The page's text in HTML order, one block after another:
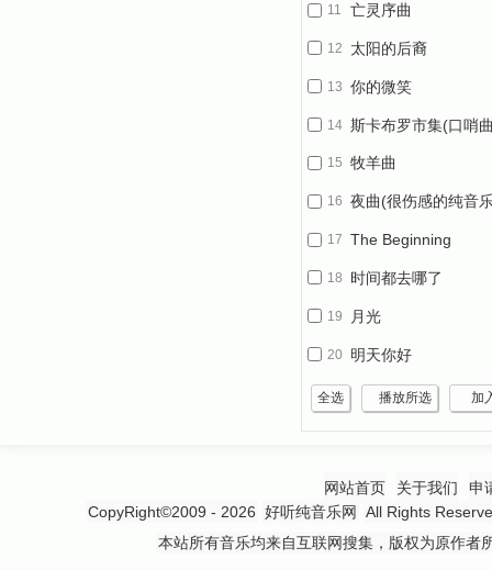
11 亡灵序曲
12
太阳的后裔
OST《Always》
13 你的微笑
14 斯卡布罗市集(口哨
15 牧羊曲
16 夜曲(很伤感的纯音
17 The Beginning
18 时间都去哪了
19 月光
20 明天你好
全选 播放所选 加
网站首页 关于我们
申
CopyRight©2009 - 2026 好听纯音乐网
All Rights
本站所有音乐均来自互联网搜集，版权为原作者